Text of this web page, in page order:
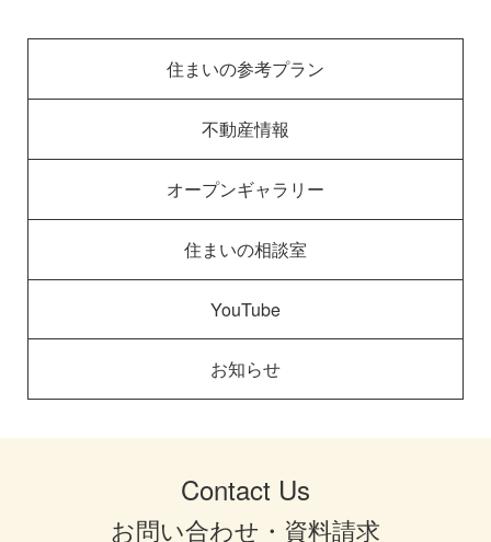
住まいの参考プラン
不動産情報
オープンギャラリー
住まいの相談室
YouTube
お知らせ
Contact Us
お問い合わせ・資料請求